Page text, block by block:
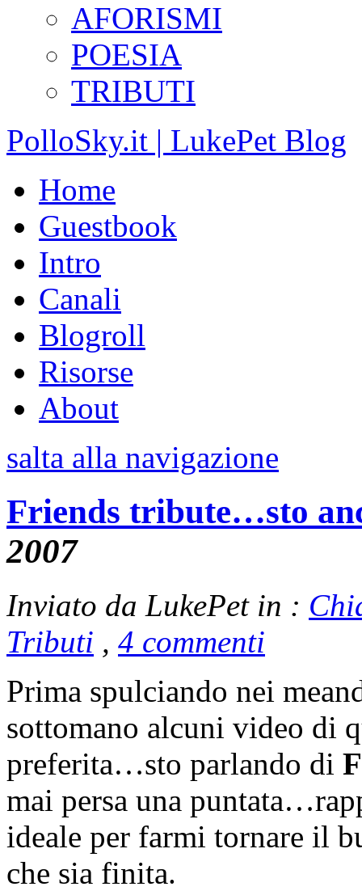
AFORISMI
POESIA
TRIBUTI
PolloSky.it | LukePet Blog
Home
Guestbook
Intro
Canali
Blogroll
Risorse
About
salta alla navigazione
Friends tribute…sto
2007
Inviato da LukePet in :
Tributi , 4 commenti
Prima spulciando nei
sottomano alcuni video di
preferita…sto parlando di
mai persa una
ideale per farmi tornare il
che sia finita.